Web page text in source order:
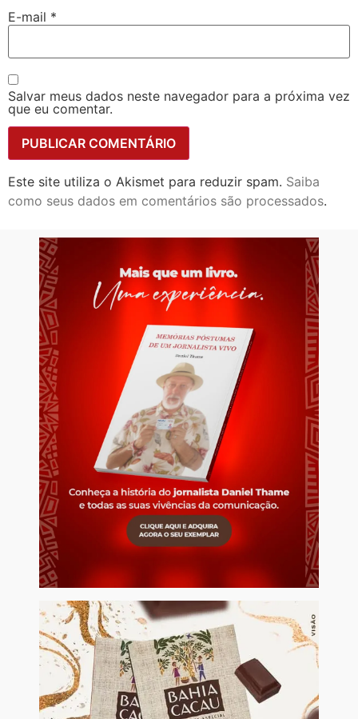
E-mail *
Salvar meus dados neste navegador para a próxima vez
que eu comentar.
Este site utiliza o Akismet para reduzir spam. Saiba
como seus dados em comentários são processados.